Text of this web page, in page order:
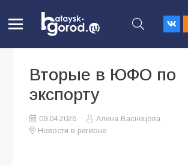
Вторые в ЮФО по
экспорту
09.04.2026
Алена Васнецова
Новости в регионе